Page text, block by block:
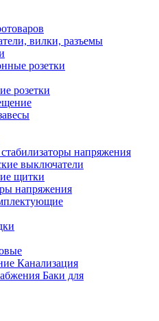
вилки, разъемы
розетки
розетки
напряжения
выключатели
щитки
напряжения
Канализация
Баки для